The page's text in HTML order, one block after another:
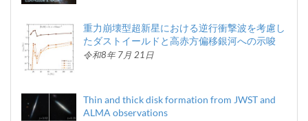
重力崩壊型超新星における逆行衝撃波を考慮し
たダストイールドと高赤方偏移銀河への示唆
令和8年 7月 21日
Thin and thick disk formation from JWST and
ALMA observations